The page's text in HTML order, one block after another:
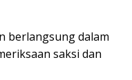
berlangsung dalam
saksi dan